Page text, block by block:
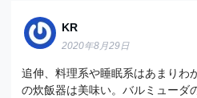
KR
2020年8月29日
追伸、料理系や睡眠系はあまりわ
の炊飯器は美味い。バルミューダ